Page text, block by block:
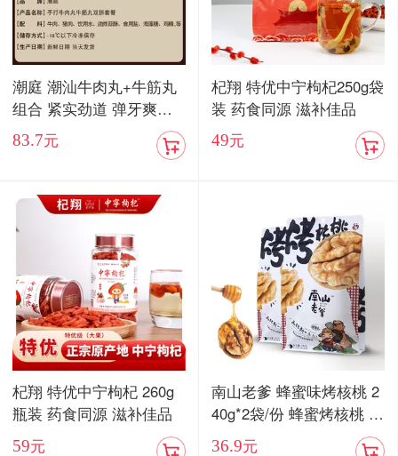
潮庭 潮汕牛肉丸+牛筋丸
组合 紧实劲道 弹牙爽口
顺丰包邮
83.7元
杞翔 特优中宁枸杞250g袋
装 药食同源 滋补佳品
49元
杞翔 特优中宁枸杞 260g
瓶装 药食同源 滋补佳品
59元
南山老爹 蜂蜜味烤核桃 2
40g*2袋/份 蜂蜜烤核桃 酥
脆香甜
36.9元